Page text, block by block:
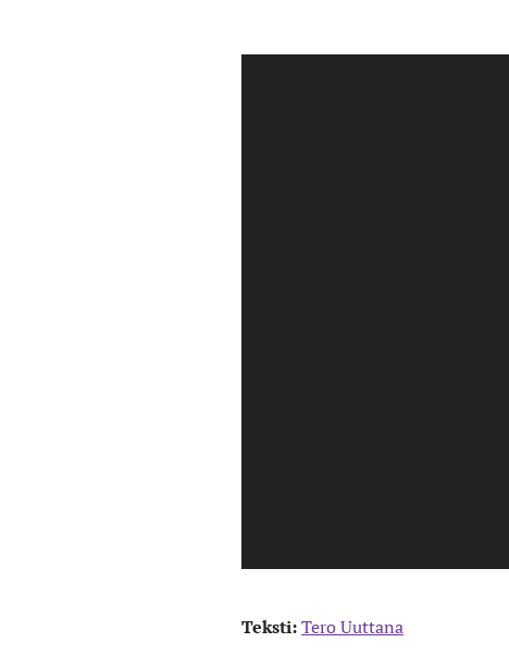
Teksti:Tero Uuttana